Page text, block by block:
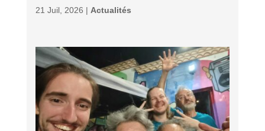
21 Juil, 2026 | Actualités